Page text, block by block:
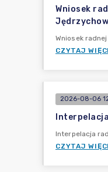
Wniosek
Wniosek
CZYTAJ
2026-08-06
Interpelacja
CZYTAJ